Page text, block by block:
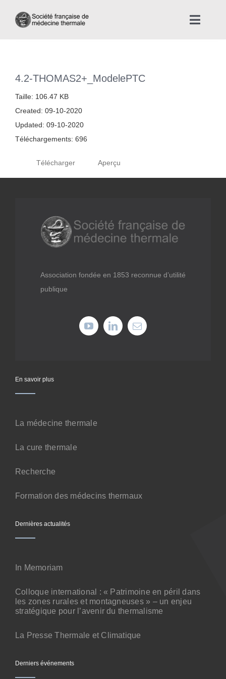
Toggle
Actualités
Médiathèque
Recherche
Offres professionnelles
Cotiser
Faire un don
4.2-THOMAS2+_ModelePTC
Taille: 106.47 KB
Created: 09-10-2020
Updated: 09-10-2020
Téléchargements: 696
Télécharger Aperçu
Association fondée en 1853 reconnue d’utilité
publique
En savoir plus
La médecine thermale
La cure thermale
Recherche
Formation des médecins thermaux
Dernières actualités
In Memoriam
Colloque international : « Patrimoine en péril dans
les zones rurales et montagneuses » – un enjeu
stratégique pour l’avenir du thermalisme
La Presse Thermale et Climatique
Derniers événements